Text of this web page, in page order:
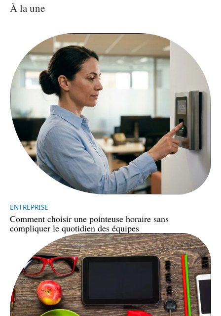
À la une
ENTREPRISE
Comment choisir une pointeuse horaire sans
compliquer le quotidien des équipes